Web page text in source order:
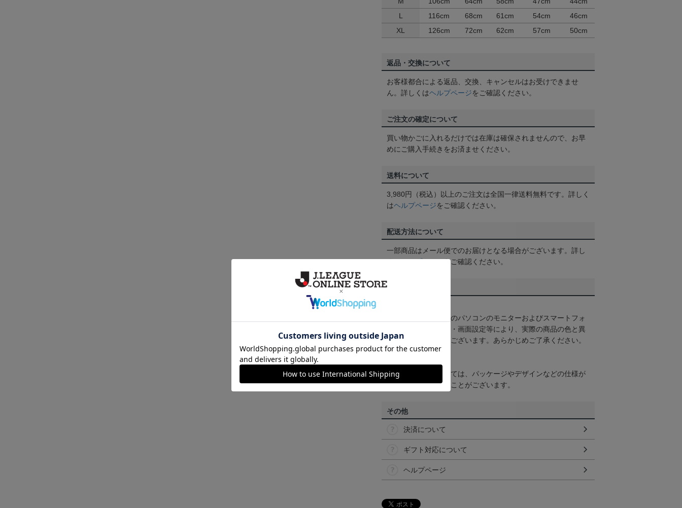
L
116cm 68cm 61cm 54cm
46cm
XL
126cm 72cm 62cm 57cm 50cm
返品・交換について
お客様都合による返品、交換、キャンセルはお受けできませ
ん。詳しくはヘルプページをご確認ください。
ご注文の確定について
買い物かごに入れるだけでは在庫は確保されませんので、お早
めにご購入手続きをお済ませください。
送料について
3,980円（税込）以上のご注文は全国一律送料無料です。詳しく
はヘルプページをご確認ください。
配送方法について
一部商品はメール便でのお届けとなる場合がございます。詳し
くはヘルプページをご確認ください。
商品について
商品画像は、お使いのパソコンのモニターおよびスマートフォ
ンのメーカー・機種・画面設定等により、実際の商品の色と異
なって見える場合がございます。あらかじめご了承ください。
取り扱い商品によっては、パッケージやデザインなどの仕様が
予告なく変更になることがございます。
その他
決済について
ギフト対応について
ヘルプページ